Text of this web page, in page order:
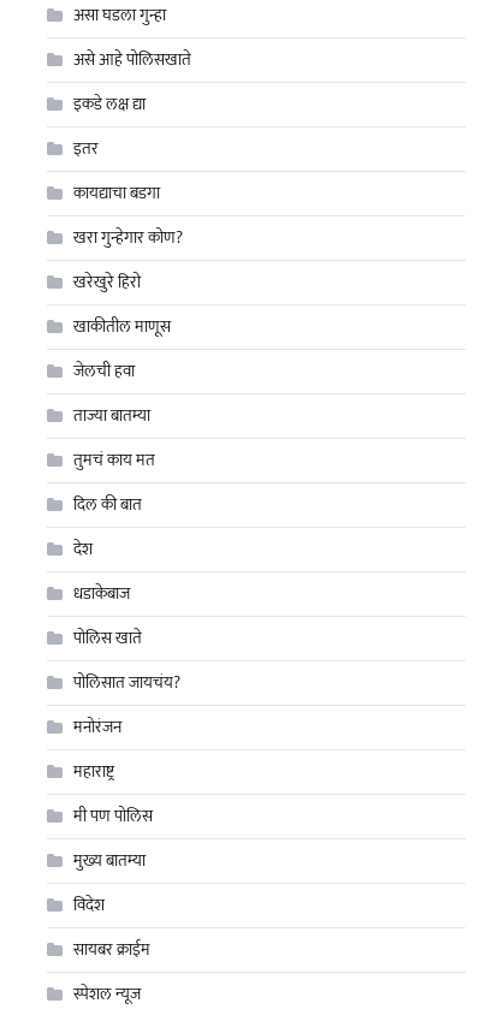
असा घडला गुन्हा
असे आहे पोलिसखाते
इकडे लक्ष द्या
इतर
कायद्याचा बडगा
खरा गुन्हेगार कोण?
खरेखुरे हिरो
खाकीतील माणूस
जेलची हवा
ताज्या बातम्या
तुमचं काय मत
दिल की बात
देश
धडाकेबाज
पोलिस खाते
पोलिसात जायचंय?
मनोरंजन
महाराष्ट्र
मी पण पोलिस
मुख्य बातम्या
विदेश
सायबर क्राईम
स्पेशल न्यूज